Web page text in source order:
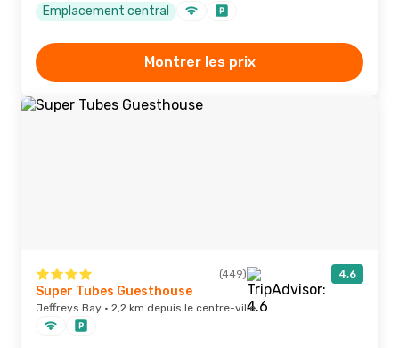
Emplacement central
Montrer les prix
(449) 4,6
Super Tubes Guesthouse
Jeffreys Bay · 2,2 km depuis le centre-ville